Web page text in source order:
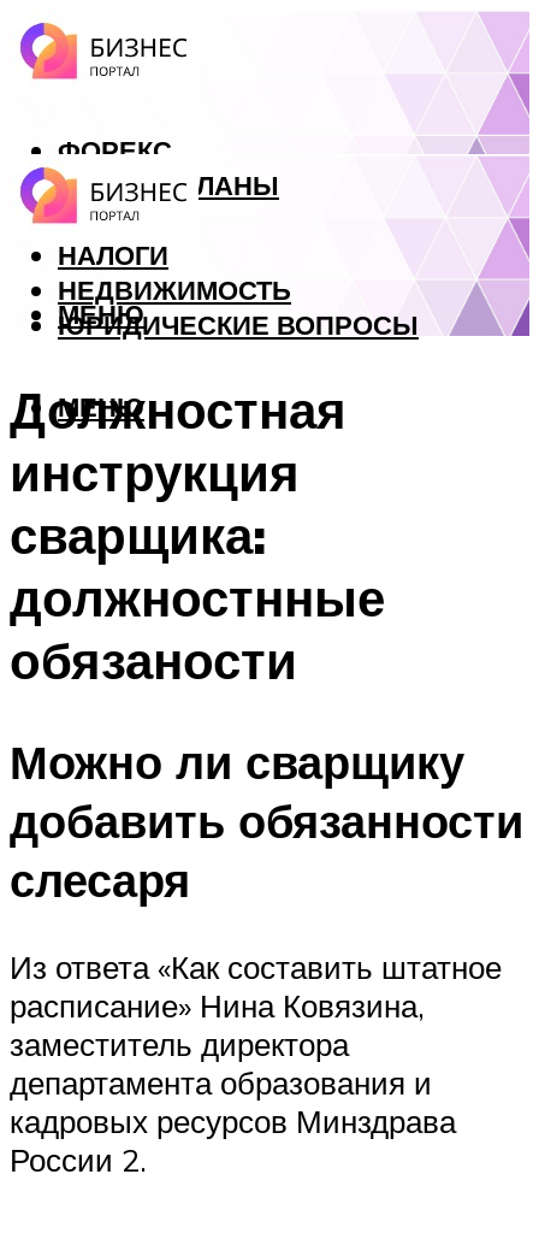
ФОРЕКС
БИЗНЕС ПЛАНЫ
КРЕДИТЫ
НАЛОГИ
НЕДВИЖИМОСТЬ
ЮРИДИЧЕСКИЕ ВОПРОСЫ
МЕНЮ
МЕНЮ
Должностная
инструкция
сварщика:
должностнные
обязаности
Можно ли сварщику
добавить обязанности
слесаря
Из ответа «Как составить штатное
расписание» Нина Ковязина,
заместитель директора
департамента образования и
кадровых ресурсов Минздрава
России 2.